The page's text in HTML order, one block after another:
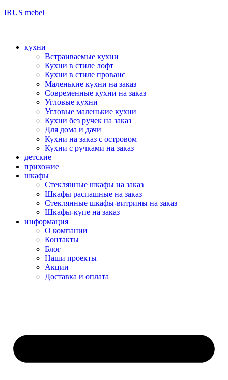
IRUS mebel
кухни
Встраиваемые кухни
Кухни в стиле лофт
Кухни в стиле прованс
Маленькие кухни на заказ
Современные кухни на заказ
Угловые кухни
Угловые маленькие кухни
Кухни без ручек на заказ
Для дома и дачи
Кухни на заказ с островом
Кухни с ручками на заказ
детские
прихожие
шкафы
Стеклянные шкафы на заказ
Шкафы распашные на заказ
Стеклянные шкафы-витрины на заказ
Шкафы-купе на заказ
информация
О компании
Контакты
Блог
Наши проекты
Акции
Доставка и оплата